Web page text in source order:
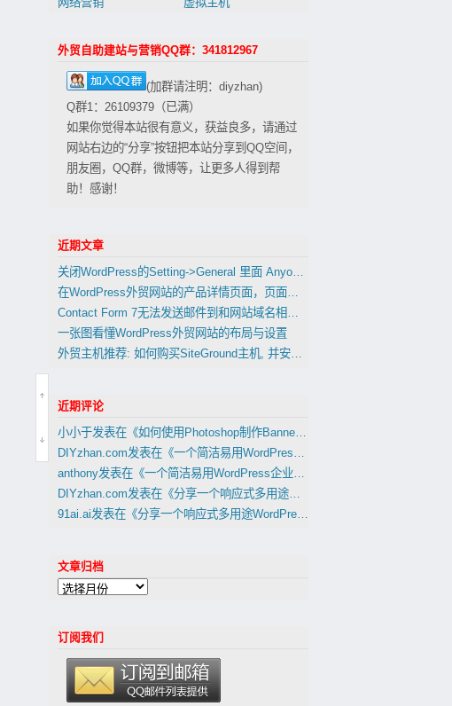
外贸自助建站与营销QQ群：341812967
(加群请注明：diyzhan)
Q群1：26109379（已满）
如果你觉得本站很有意义，获益良多，请通过
网站右边的“分享”按钮把本站分享到QQ空间，
朋友圈，QQ群，微博等，让更多人得到帮
助！感谢！
近期文章
关闭WordPress的Setting->General 里面 Anyone can register 会影响到woocommerce的用户注册功能吗？
在WordPress外贸网站的产品详情页面，页面，文章中插入表格
Contact Form 7无法发送邮件到和网站域名相同的邮箱的解决办法
一张图看懂WordPress外贸网站的布局与设置
外贸主机推荐: 如何购买SiteGround主机, 并安装WordPress(置顶)
近期评论
小小于发表在《如何使用Photoshop制作Banner，Slider幻灯片图片
DIYzhan.com发表在《一个简洁易用WordPress企业网站主题1天建外贸B2B网站教程(置顶)
anthony发表在《一个简洁易用WordPress企业网站主题1天建外贸B2B网站教程(置顶)
DIYzhan.com发表在《分享一个响应式多用途WordPress外贸建站主題(适合外贸B2C网站,B2B网站)
91ai.ai发表在《分享一个响应式多用途WordPress外贸建站主題(适合外贸B2C网站,B2B网站)
文章归档
订阅我们